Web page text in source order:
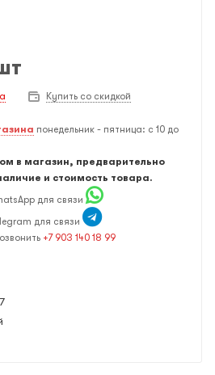
Купить со скидкой
понедельник - пятница: с 10 до
в магазин, предварительно
и стоимость товара.
для связи
для связи
+7 903 140 18 99